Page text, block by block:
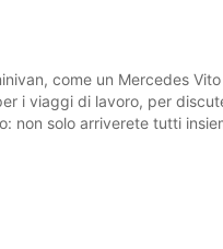
come un Mercedes
i viaggi di lavoro, per
non solo arriverete tutti